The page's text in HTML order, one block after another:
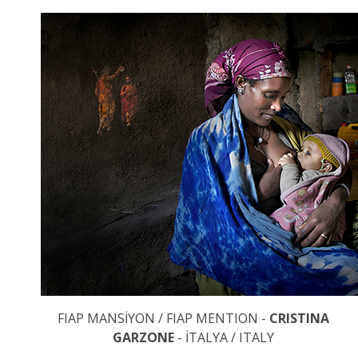
FIAP MANSİYON / FIAP MENTION - CRISTINA
GARZONE - İTALYA / ITALY